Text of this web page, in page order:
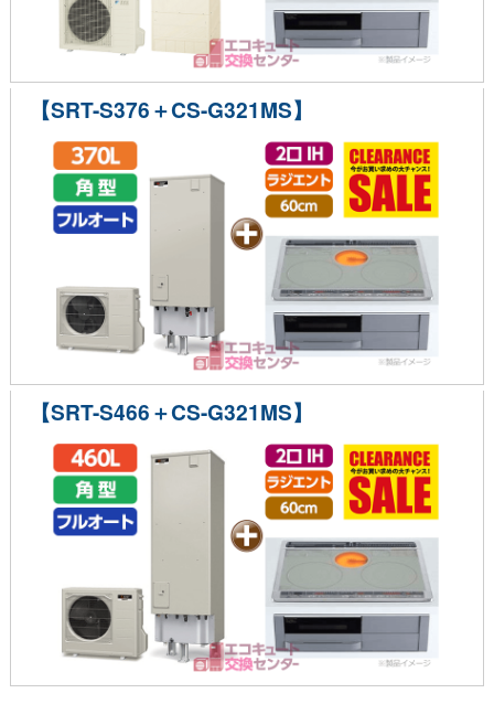
【SRT-S376＋CS-G321MS】
【SRT-S466＋CS-G321MS】